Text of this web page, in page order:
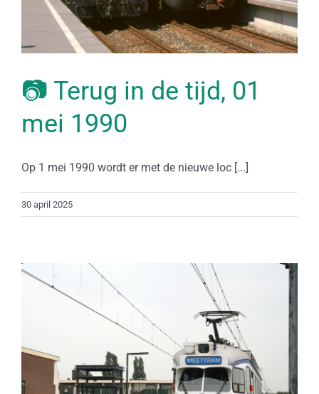
📷 Terug in de tijd, 01
mei 1990
Op 1 mei 1990 wordt er met de nieuwe loc [...]
30 april 2025